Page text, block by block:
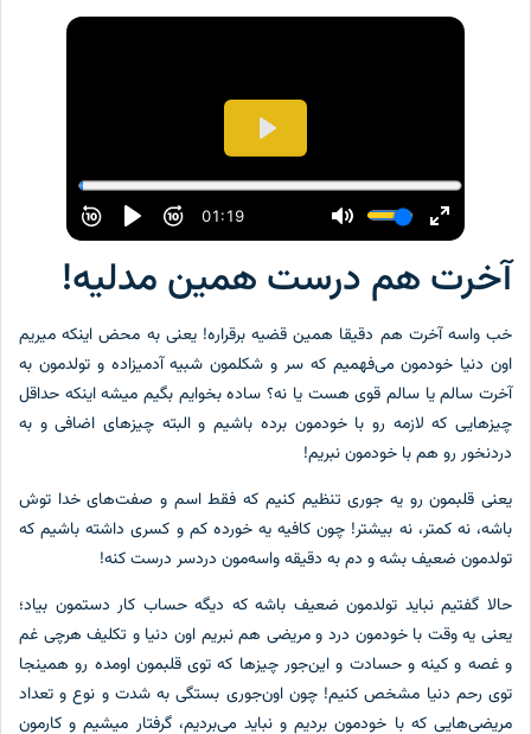
آخرت هم درست همین مدلیه!
خب واسه آخرت هم دقیقا همین قضیه برقراره! یعنی به محض اینکه میریم
اون دنیا خودمون می‌فهمیم که سر و شکلمون شبیه آدمیزاده و تولدمون به
آخرت سالم یا سالم قوی هست یا نه؟ ساده بخوایم بگیم میشه اینکه حداقل
چیزهایی که لازمه رو با خودمون برده باشیم و البته چیزهای اضافی و به
دردنخور رو هم با خودمون نبریم!
یعنی قلبمون رو یه جوری تنظیم کنیم که فقط اسم و صفت‌های خدا توش
باشه، نه کمتر، نه بیشتر! چون کافیه یه خورده کم و کسری داشته باشیم که
تولدمون ضعیف بشه و دم به دقیقه واسه‌مون دردسر درست کنه!
حالا گفتیم نباید تولدمون ضعیف باشه که دیگه حساب کار دستمون بیاد؛
یعنی یه وقت با خودمون درد و مریضی هم نبریم اون دنیا و تکلیف هرچی غم
و غصه و کینه و حسادت و این‌جور چیزها که توی قلبمون اومده رو همینجا
توی رحم دنیا مشخص کنیم! چون اون‌جوری بستگی به شدت و نوع و تعداد
مریضی‌هایی که با خودمون بردیم و نباید می‌بردیم، گرفتار میشیم و کارمون